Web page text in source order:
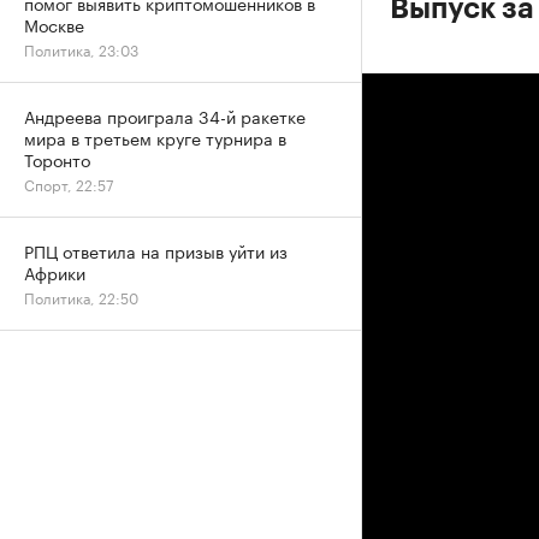
Выпуск
Москве
Политика, 23:03
Андреева проиграла 34-й ракетке
мира в третьем круге турнира в
Торонто
Спорт, 22:57
РПЦ ответила на призыв уйти из
Африки
Политика, 22:50